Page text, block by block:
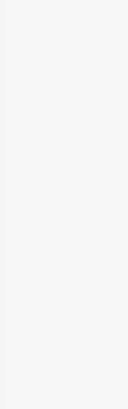
pour un rendez-vous
Une réservation
L’un des plus grands
la rapidité et la facilité de
immédiate ou pour un trajet
permet à tout utilisateur,
sans difficulté. Vous
temps réel et recevoir une
Cette simplicité rend
qui ont besoin d’un
Une couverture
Avec HelloTAXI, vous
tout le Luxembourg. Que
Luxembourg, à l’aéroport
HelloTAXI s’assure de
permet au chauffeur de
zones plus isolées. Vous
d’un taxi, car HelloTAXI